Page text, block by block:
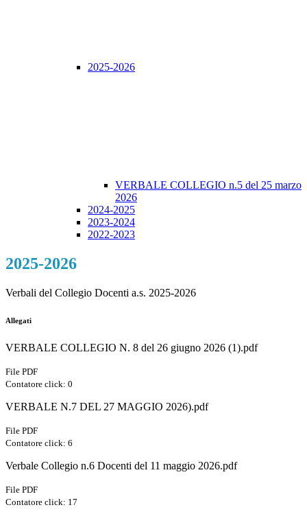
2025-2026
VERBALE COLLEGIO n.5 del 25 marzo
2026
2024-2025
2023-2024
2022-2023
2025-2026
Verbali del Collegio Docenti a.s. 2025-2026
Allegati
VERBALE COLLEGIO N. 8 del 26 giugno 2026 (1).pdf
File PDF
Contatore click: 0
VERBALE N.7 DEL 27 MAGGIO 2026).pdf
File PDF
Contatore click: 6
Verbale Collegio n.6 Docenti del 11 maggio 2026.pdf
File PDF
Contatore click: 17